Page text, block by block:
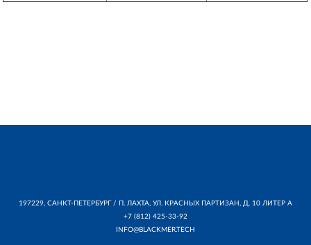
197229, САНКТ-ПЕТЕРБУРГ / П. ЛАХТА, УЛ. КРАСНЫХ ПАРТИЗАН, Д. 10 ЛИТЕР А
+7 (812) 425-33-92
INFO@BLACKMER.TECH